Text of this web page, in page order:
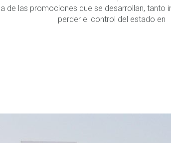
de las promociones que se desarrollan,
perder el control del estado en